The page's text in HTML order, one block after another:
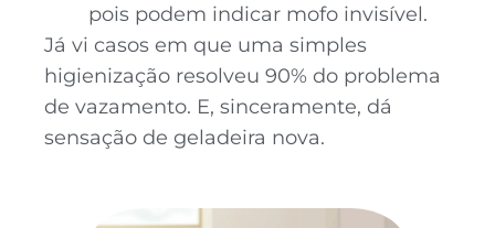
pois podem indicar mofo invisível.
Já vi casos em que uma simples
higienização resolveu 90% do problema
de vazamento. E, sinceramente, dá
sensação de geladeira nova.